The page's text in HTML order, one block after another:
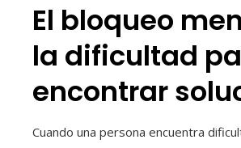
El bloqueo
la dificultad
encontrar
Cuando una persona encuentra